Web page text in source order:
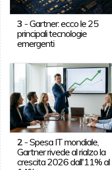
3 -Gartner: ecco le 25
principali tecnologie
emergenti
2-Spesa IT mondiale,
Gartner rivede al rialzo la
crescita 2026 dall'11% al